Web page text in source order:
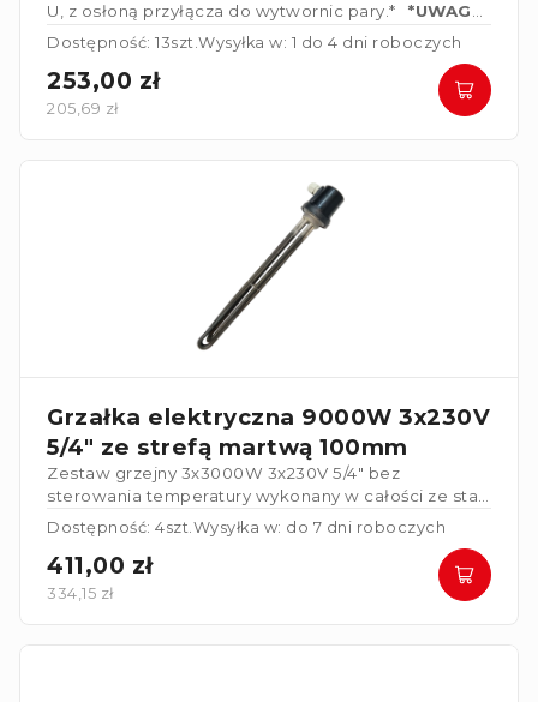
U, z osłoną przyłącza do wytwornic pary.*
*UWAGA*
Elementy grzejne połączonew gwiazdę 3x230V
Dostępność: 13szt.Wysyłka w: 1 do 4 dni roboczych
253,00 zł
205,69 zł
Grzałka elektryczna 9000W 3x230V
5/4" ze strefą martwą 100mm
Zestaw grzejny 3x3000W 3x230V 5/4" bez
sterowania temperatury wykonany w całości ze stali
nierdzewnej. Grzałka posiada strefę martwą
100mm
Dostępność: 4szt. Wysyłka w: do 7 dni roboczych
411,00 zł
334,15 zł